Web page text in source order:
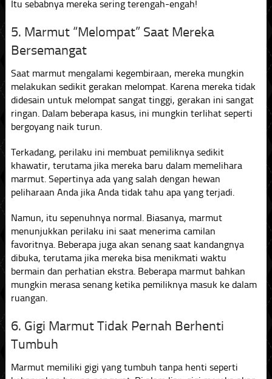
Itu sebabnya mereka sering terengah-engah!
5. Marmut “Melompat” Saat Mereka
Bersemangat
Saat marmut mengalami kegembiraan, mereka mungkin
melakukan sedikit gerakan melompat. Karena mereka tidak
didesain untuk melompat sangat tinggi, gerakan ini sangat
ringan. Dalam beberapa kasus, ini mungkin terlihat seperti
bergoyang naik turun.
Terkadang, perilaku ini membuat pemiliknya sedikit
khawatir, terutama jika mereka baru dalam memelihara
marmut. Sepertinya ada yang salah dengan hewan
peliharaan Anda jika Anda tidak tahu apa yang terjadi.
Namun, itu sepenuhnya normal. Biasanya, marmut
menunjukkan perilaku ini saat menerima camilan
favoritnya. Beberapa juga akan senang saat kandangnya
dibuka, terutama jika mereka bisa menikmati waktu
bermain dan perhatian ekstra. Beberapa marmut bahkan
mungkin merasa senang ketika pemiliknya masuk ke dalam
ruangan.
6. Gigi Marmut Tidak Pernah Berhenti
Tumbuh
Marmut memiliki gigi yang tumbuh tanpa henti seperti